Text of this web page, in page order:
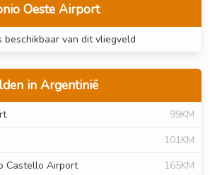
Oeste Airport
beschikbaar van dit vliegveld
in Argentinië
99KM
101KM
Castello Airport
165KM